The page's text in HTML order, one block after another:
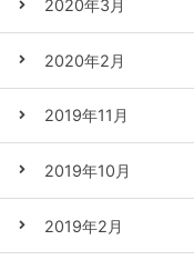
2020年3月
2020年2月
2019年11月
2019年10月
2019年2月